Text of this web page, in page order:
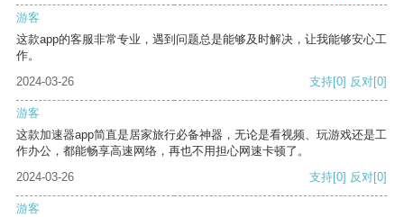
游客
这款app的客服非常专业，遇到问题总是能够及时解决，让我能够安心工
作。
2024-03-26
支持[0] 反对[0]
游客
这款加速器app简直是居家旅行必备神器，无论是看视频、玩游戏还是工
作办公，都能畅享高速网络，再也不用担心网速卡顿了。
2024-03-26
支持[0] 反对[0]
游客